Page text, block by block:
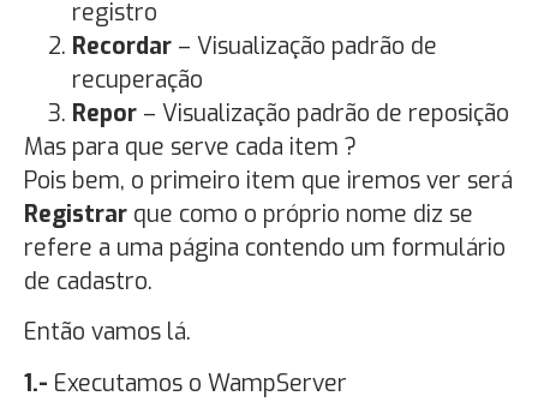
registro
Recordar – Visualização padrão de
recuperação
Repor – Visualização padrão de reposição
Mas para que serve cada item ?
Pois bem, o primeiro item que iremos ver será
Registrar que como o próprio nome diz se
refere a uma página contendo um formulário
de cadastro.
Então vamos lá.
1.- Executamos o WampServer